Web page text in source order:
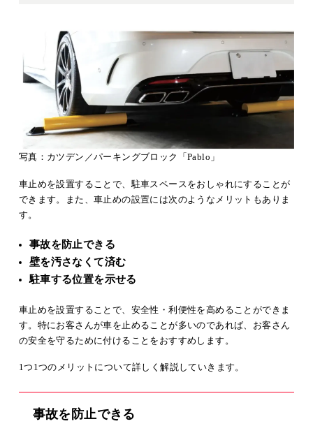
写真：カツデン／パーキングブロック「Pablo」
車止めを設置することで、駐車スペースをおしゃれにすることが
できます。また、車止めの設置には次のようなメリットもありま
す。
事故を防止できる
壁を汚さなくて済む
駐車する位置を示せる
車止めを設置することで、安全性・利便性を高めることができま
す。特にお客さんが車を止めることが多いのであれば、お客さん
の安全を守るために付けることをおすすめします。
1つ1つのメリットについて詳しく解説していきます。
事故を防止できる